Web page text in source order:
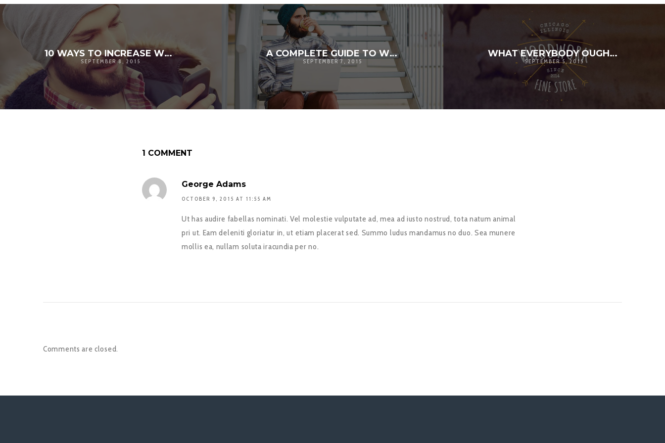
10 WAYS TO INCREASE WEB TRAFFIC
SEPTEMBER 8, 2015
A COMPLETE GUIDE TO WORDPRESS
SEPTEMBER 7, 2015
WHAT EVERYBODY OUGHT TO KNOW ABOUT CSS
SEPTEMBER 5, 2015
1 COMMENT
George Adams
OCTOBER 9, 2015 AT 11:55 AM
Ut has audire fabellas nominati. Vel molestie vulputate ad, mea ad iusto nostrud, tota natum animal
pri ut. Eam deleniti gloriatur in, ut etiam placerat sed. Summo ludus mandamus no duo. Sea munere
mollis ea, nullam soluta iracundia per no.
Comments are closed.